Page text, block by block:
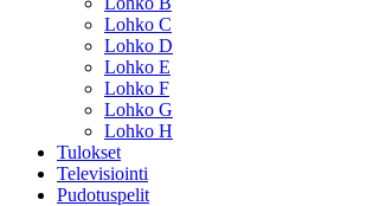
Lohko C
Lohko D
Lohko E
Lohko F
Lohko G
Lohko H
Tulokset
Televisiointi
Pudotuspelit